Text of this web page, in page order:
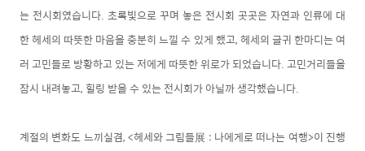
는 전시회였습니다. 초록빛으로 꾸며 놓은 전시회 곳곳은 자연과 인류에 대
한 헤세의 따뜻한 마음을 충분히 느낄 수 있게 했고, 헤세의 글귀 한마디는 여
러 고민들로 방황하고 있는 저에게 따뜻한 위로가 되었습니다. 고민거리들을
잠시 내려놓고, 힐링 받을 수 있는 전시회가 아닐까 생각했습니다.
계절의 변화도 느끼실겸, <헤세와 그림들展 : 나에게로 떠나는 여행>이 진행